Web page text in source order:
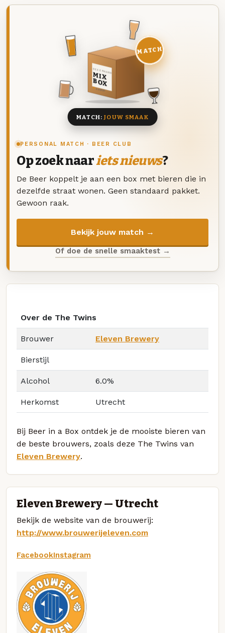
PERSONAL MATCH · BEER CLUB
Op zoek naariets nieuws?
De Beer koppelt je aan een box met bieren die in
dezelfde straat wonen. Geen standaard pakket.
Gewoon raak.
Bekijk jouw match →
Of doe de snelle smaaktest →
DEZE MAAND
MIX
BOX
8 BIEREN
MATCH
MATCH:JOUW SMAAK
Over de The Twins
Brouwer Eleven Brewery
Bierstijl
Alcohol 6.0%
Herkomst Utrecht
Bij Beer in a Box ontdek je de mooiste bieren van
de beste brouwers, zoals deze The Twins van
Eleven Brewery.
Eleven Brewery — Utrecht
Bekijk de website van de brouwerij:
http://www.brouwerijeleven.com
FacebookInstagram